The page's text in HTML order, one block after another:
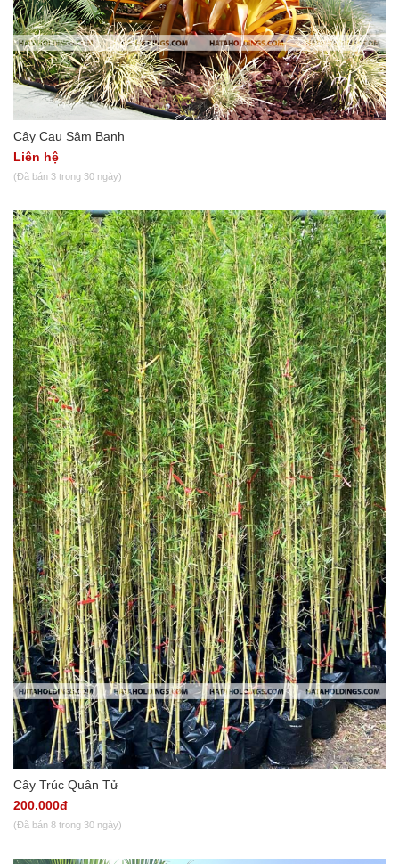
Cây Cau Sâm Banh
Liên hệ
(Đã bán 3 trong 30 ngày)
Cây Trúc Quân Tử
200.000đ
(Đã bán 8 trong 30 ngày)